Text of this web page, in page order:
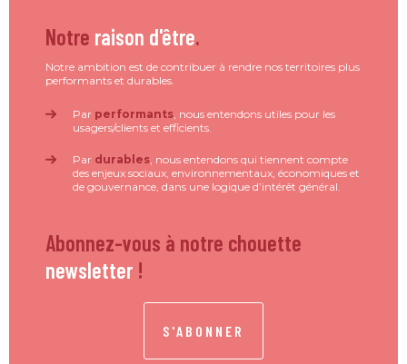
Notre raison d'être.
Notre ambition est de contribuer à rendre nos territoires plus
performants et durables.
Par performants, nous entendons utiles pour les
usagers/clients et efficients.
Par durables, nous entendons qui tiennent compte
des enjeux sociaux, environnementaux, économiques et
de gouvernance, dans une logique d’intérêt général.
Abonnez-vous à notre chouette
newsletter !
S'ABONNER